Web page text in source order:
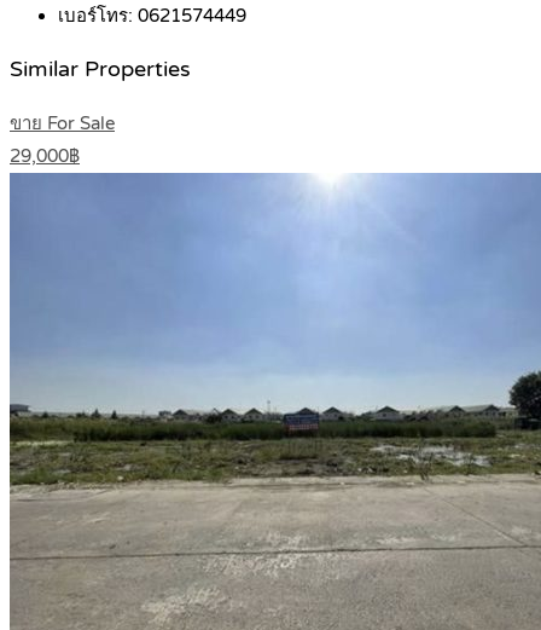
เบอร์โทร: 0621574449
Similar Properties
ขาย For Sale
29,000฿